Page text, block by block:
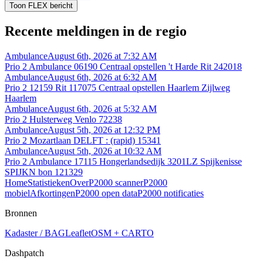
Toon FLEX bericht
Recente meldingen in de regio
AmbulanceAugust 6th, 2026 at 7:32 AM
Prio 2 Ambulance 06190 Centraal opstellen 't Harde Rit 242018
AmbulanceAugust 6th, 2026 at 6:32 AM
Prio 2 12159 Rit 117075 Centraal opstellen Haarlem Zijlweg
Haarlem
AmbulanceAugust 6th, 2026 at 5:32 AM
Prio 2 Hulsterweg Venlo 72238
AmbulanceAugust 5th, 2026 at 12:32 PM
Prio 2 Mozartlaan DELFT : (rapid) 15341
AmbulanceAugust 5th, 2026 at 10:32 AM
Prio 2 Ambulance 17115 Hongerlandsedijk 3201LZ Spijkenisse
SPIJKN bon 121329
HomeStatistiekenOverP2000 scannerP2000
mobielAfkortingenP2000 open dataP2000 notificaties
Bronnen
Kadaster / BAGLeafletOSM + CARTO
Dashpatch